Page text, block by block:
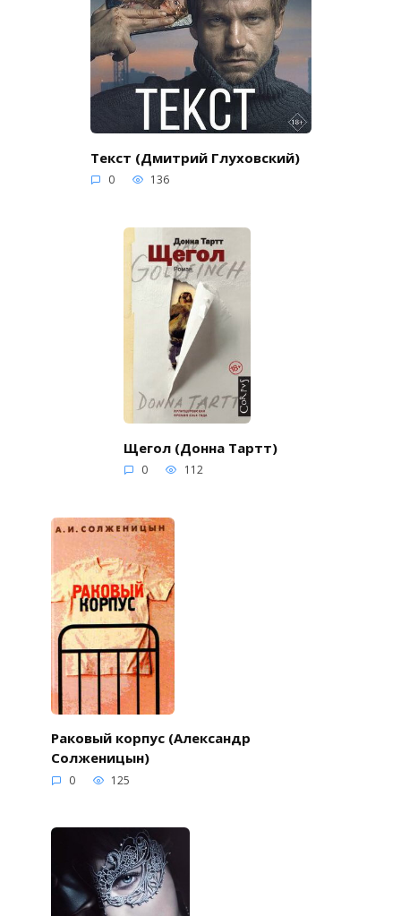
Текст (Дмитрий Глуховский)
0 136
Щегол (Донна Тартт)
0 112
Раковый корпус (Александр
Солженицын)
0 125